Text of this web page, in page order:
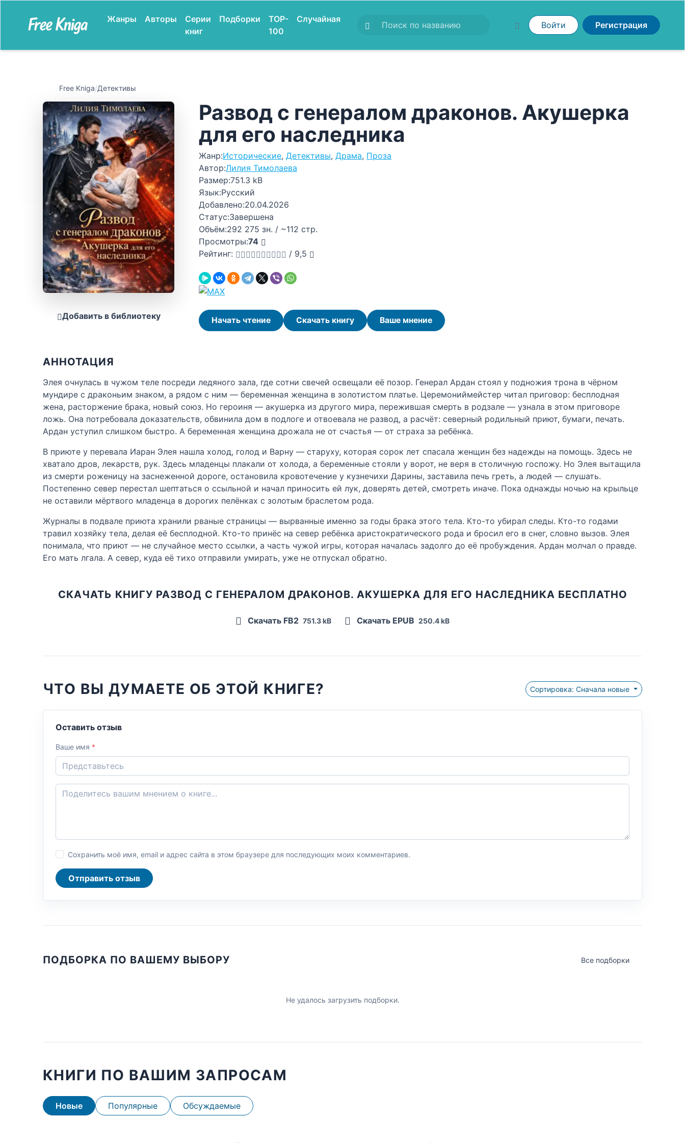
Жанры Авторы
Серии
книг
Подборки
TOP-
100
Случайная
Войти Регистрация
Free Kniga/Детективы
Добавить в библиотеку
Развод с генералом драконов. Акушерка
для его наследника
Жанр:Исторические, Детективы, Драма, Проза
Автор:Лилия Тимолаева
Размер:751.3 kB
Язык:Русский
Добавлено:20.04.2026
Статус:Завершена
Объём:292 275 зн. / ~112 стр.
Просмотры:74
Рейтинг:
/ 9,5
Начать чтение Скачать книгу Ваше мнение
АННОТАЦИЯ
Элея очнулась в чужом теле посреди ледяного зала, где сотни свечей освещали её позор. Генерал Ардан стоял у подножия трона в чёрном
мундире с драконьим знаком, а рядом с ним — беременная женщина в золотистом платье. Церемониймейстер читал приговор: бесплодная
жена, расторжение брака, новый союз. Но героиня — акушерка из другого мира, пережившая смерть в родзале — узнала в этом приговоре
ложь. Она потребовала доказательств, обвинила дом в подлоге и отвоевала не развод, а расчёт: северный родильный приют, бумаги, печать.
Ардан уступил слишком быстро. А беременная женщина дрожала не от счастья — от страха за ребёнка.
В приюте у перевала Иаран Элея нашла холод, голод и Варну — старуху, которая сорок лет спасала женщин без надежды на помощь. Здесь не
хватало дров, лекарств, рук. Здесь младенцы плакали от холода, а беременные стояли у ворот, не веря в столичную госпожу. Но Элея вытащила
из смерти роженицу на заснеженной дороге, остановила кровотечение у кузнечихи Дарины, заставила печь греть, а людей — слушать.
Постепенно север перестал шептаться о ссыльной и начал приносить ей лук, доверять детей, смотреть иначе. Пока однажды ночью на крыльце
не оставили мёртвого младенца в дорогих пелёнках с золотым браслетом рода.
Журналы в подвале приюта хранили рваные страницы — вырванные именно за годы брака этого тела. Кто-то убирал следы. Кто-то годами
травил хозяйку тела, делая её бесплодной. Кто-то принёс на север ребёнка аристократического рода и бросил его в снег, словно вызов. Элея
понимала, что приют — не случайное место ссылки, а часть чужой игры, которая началась задолго до её пробуждения. Ардан молчал о правде.
Его мать лгала. А север, куда её тихо отправили умирать, уже не отпускал обратно.
СКАЧАТЬ КНИГУ РАЗВОД С ГЕНЕРАЛОМ ДРАКОНОВ. АКУШЕРКА ДЛЯ ЕГО НАСЛЕДНИКА БЕСПЛАТНО
Скачать FB2 751.3 kB Скачать EPUB 250.4 kB
ЧТО ВЫ ДУМАЕТЕ ОБ ЭТОЙ КНИГЕ? Сортировка: Сначала новые
Оставить отзыв
Ваше имя *
Сохранить моё имя, email и адрес сайта в этом браузере для последующих моих комментариев.
Отправить отзыв
ПОДБОРКА ПО ВАШЕМУ ВЫБОРУ Все подборки
Не удалось загрузить подборки.
КНИГИ ПО ВАШИМ ЗАПРОСАМ
Новые Популярные Обсуждаемые